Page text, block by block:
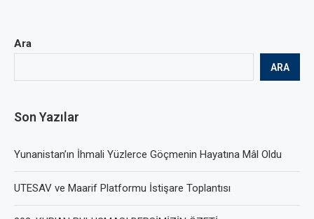
Ara
ARA
Son Yazılar
Yunanistan’ın İhmali Yüzlerce Göçmenin Hayatına Mâl Oldu
UTESAV ve Maarif Platformu İstişare Toplantısı